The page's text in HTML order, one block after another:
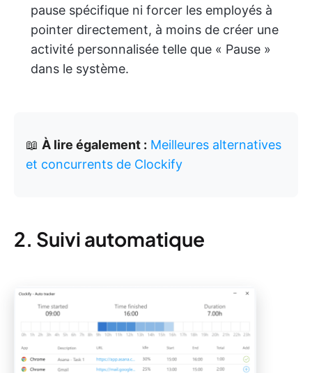
pause spécifique ni forcer les employés à
pointer directement, à moins de créer une
activité personnalisée telle que « Pause »
dans le système.
📖 À lire également : Meilleures alternatives
et concurrents de Clockify
2. Suivi automatique